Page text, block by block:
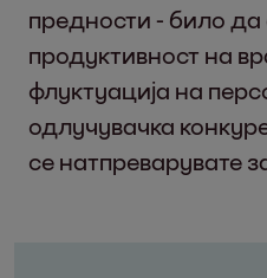
предности - било да
продуктивност на
флуктуација на
одлучувачка
се натпреварувате